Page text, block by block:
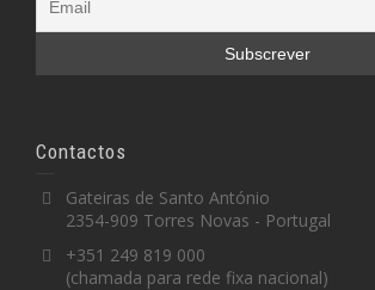
Contactos
Gateiras de Santo António
2354-909 Torres Novas - Portugal
+351 249 819 000
(chamada para rede fixa nacional)